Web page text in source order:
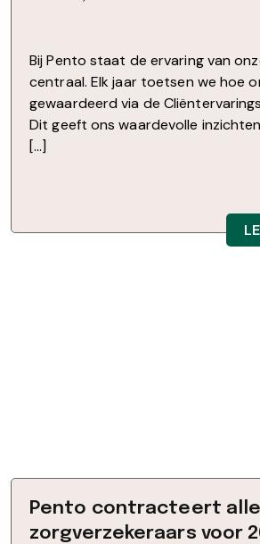
Bij Pento staat de ervaring van
centraal. Elk jaar toetsen we hoe
gewaardeerd via de
Dit geeft ons waardevolle
[…]
Pento contracteert alle
zorgverzekeraars voor